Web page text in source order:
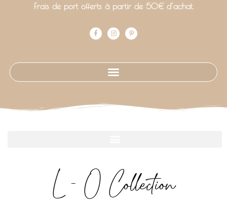
Frais de port offerts à partir de 50€ d’achat.
L - O Collection